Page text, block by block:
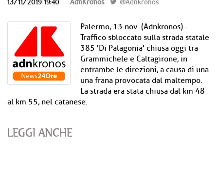
Palermo, 13 nov. (Adnkronos) -
Traffico sbloccato sulla strada statale
385 'Di Palagonia' chiusa oggi tra
Grammichele e Caltagirone, in
entrambe le direzioni, a causa di una
una frana provocata dal maltempo.
La strada era stata chiusa dal km 48
al km 55, nel catanese.
LEGGI ANCHE